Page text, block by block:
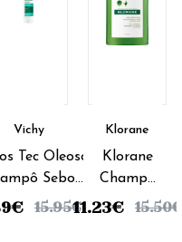
Vichy
Tec Oleoso
Sebo
Renovador
€ 15.95€
Klorane
Klorane
Champô
Ortiga
11.23€ 15.50€